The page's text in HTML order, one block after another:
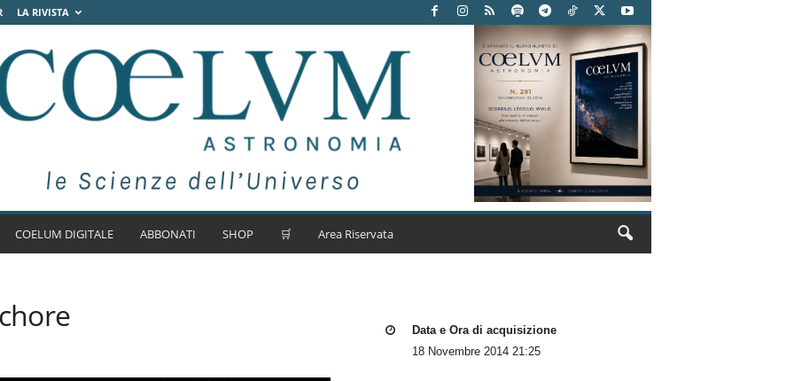
LA RIVISTA
COELUM DIGITALE ABBONATI SHOP 🛒 Area Riservata
Data e Ora di acquisizione
18 Novembre 2014 21:25